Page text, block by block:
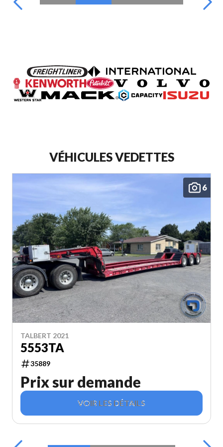
VÉHICULES VEDETTES
6
TALBERT 2021
5553TA
35889
Prix sur demande
VOIR LES DÉTAILS